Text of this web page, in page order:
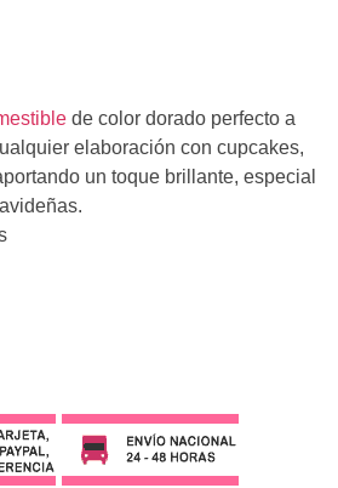
de color dorado perfecto a
elaboración con cupcakes,
un toque brillante, especial